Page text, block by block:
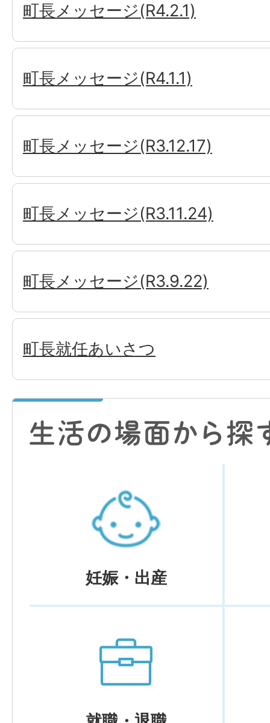
町長メッセージ(R4.2.1)
町長メッセージ(R4.1.1)
町長メッセージ(R3.12.17)
町長メッセージ(R3.11.24)
町長メッセージ(R3.9.22)
町長就任あいさつ
妊娠・出産